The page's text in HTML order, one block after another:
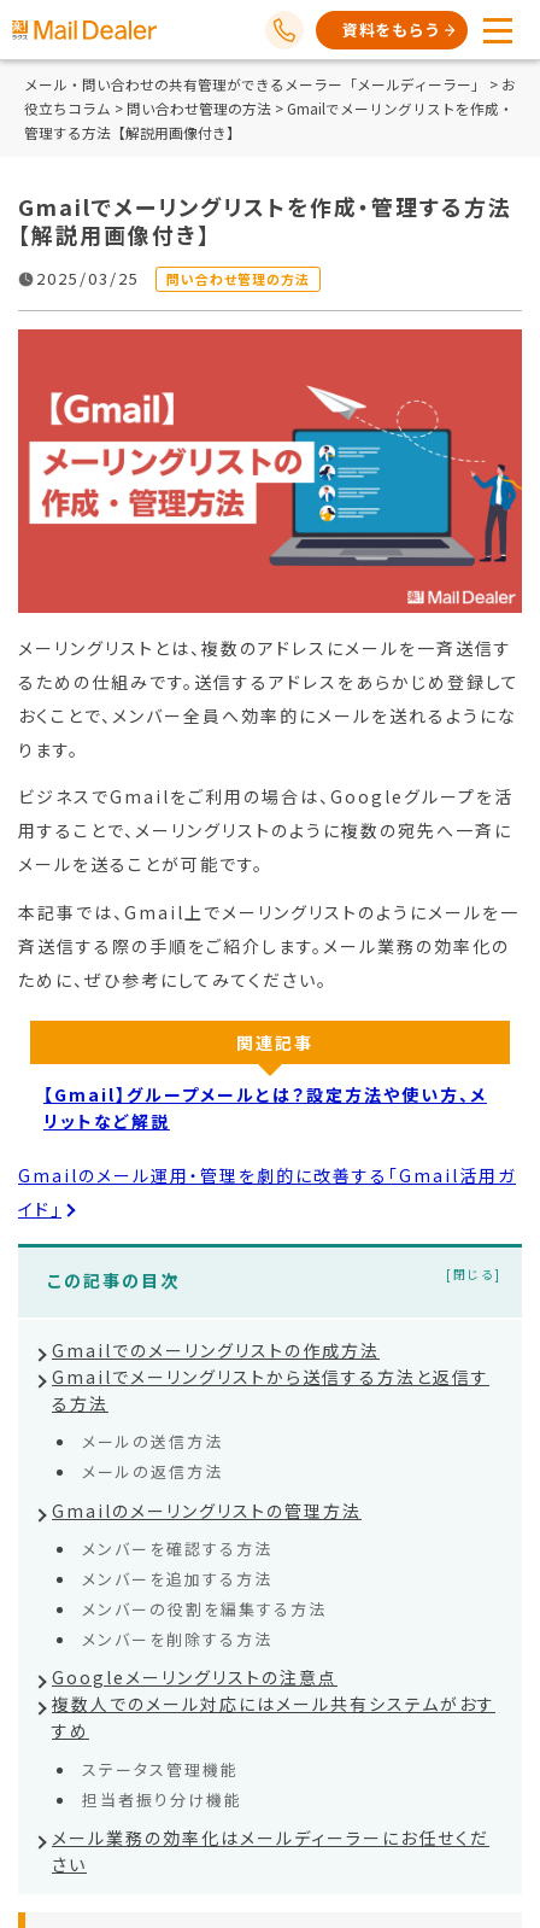
資料をもらう
メール・問い合わせの共有管理ができるメーラー「メールディーラー」 > お
役立ちコラム > 問い合わせ管理の方法 > Gmailでメーリングリストを作成・
管理する方法【解説用画像付き】
Gmailでメーリングリストを作成・管理する方法
【解説用画像付き】
2025/03/25 問い合わせ管理の方法
メーリングリストとは、複数のアドレスにメールを一斉送信す
るための仕組みです。送信するアドレスをあらかじめ登録して
おくことで、メンバー全員へ効率的にメールを送れるようにな
ります。
ビジネスでGmailをご利用の場合は、Googleグループを活
用することで、メーリングリストのように複数の宛先へ一斉に
メールを送ることが可能です。
本記事では、Gmail上でメーリングリストのようにメールを一
斉送信する際の手順をご紹介します。メール業務の効率化の
ために、ぜひ参考にしてみてください。
関連記事
【Gmail】グループメールとは？設定方法や使い方、メ
リットなど解説
Gmailのメール運用・管理を劇的に改善する「Gmail活用ガ
イド」
この記事の目次
Gmailでのメーリングリストの作成方法
Gmailでメーリングリストから送信する方法と返信す
る方法
メールの送信方法
メールの返信方法
Gmailのメーリングリストの管理方法
メンバーを確認する方法
メンバーを追加する方法
メンバーの役割を編集する方法
メンバーを削除する方法
Googleメーリングリストの注意点
複数人でのメール対応にはメール共有システムがおす
すめ
ステータス管理機能
担当者振り分け機能
メール業務の効率化はメールディーラーにお任せくだ
さい